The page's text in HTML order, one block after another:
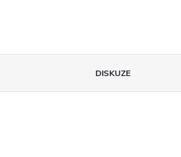
DISKUZE